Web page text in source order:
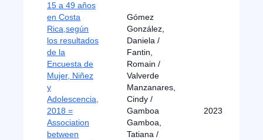
15 a 49 años
en Costa
Rica,según
los resultados
de la
Encuesta de
Mujer, Niñez
y
Adolescencia,
2018 =
Association
between
Gómez
González,
Daniela /
Fantin,
Romain /
Valverde
Manzanares,
Cindy /
Gamboa
Gamboa,
Tatiana /
2023